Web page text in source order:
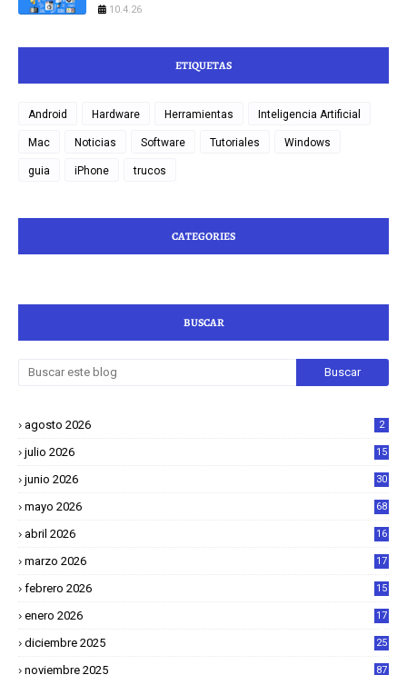
10.4.26
ETIQUETAS
Android Hardware Herramientas Inteligencia Artificial
Mac Noticias Software Tutoriales Windows
guia iPhone trucos
CATEGORIES
BUSCAR
agosto 2026 2
julio 2026 15
junio 2026 30
mayo 2026 68
abril 2026
16
marzo 2026
17
febrero 2026
15
enero 2026
17
diciembre 2025
25
noviembre 2025 87